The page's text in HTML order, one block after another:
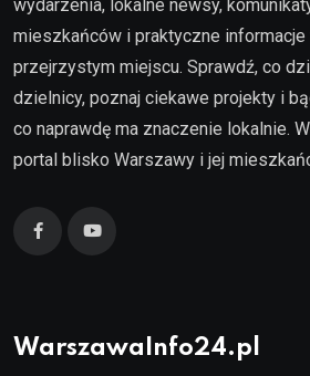
wydarzenia, lokalne newsy,
mieszkańców i praktyczne informacje
przejrzystym miejscu. Sprawdź, co
dzielnicy, poznaj ciekawe projekty i
co naprawdę ma znaczenie lokalnie.
portal blisko Warszawy i jej
WarszawaInfo24.pl